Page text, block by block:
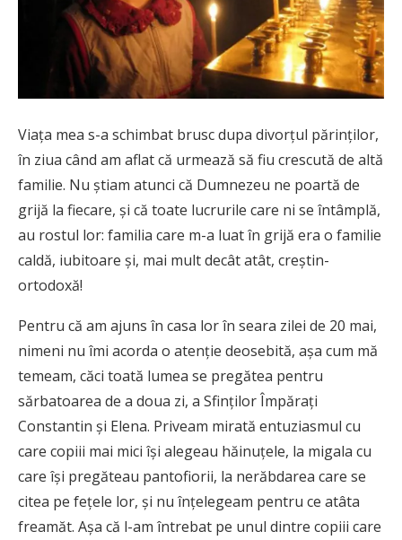
Viaţa mea s-a schimbat brusc dupa divorţul părinţilor,
în ziua când am aflat că urmează să fiu crescută de altă
familie. Nu ştiam atunci că Dumnezeu ne poartă de
grijă la fiecare, şi că toate lucrurile care ni se întâmplă,
au rostul lor: familia care m-a luat în grijă era o familie
caldă, iubitoare şi, mai mult decât atât, creştin-
ortodoxă!
Pentru că am ajuns în casa lor în seara zilei de 20 mai,
nimeni nu îmi acorda o atenţie deosebită, aşa cum mă
temeam, căci toată lumea se pregătea pentru
sărbatoarea de a doua zi, a Sfinţilor Împăraţi
Constantin şi Elena. Priveam mirată entuziasmul cu
care copiii mai mici îşi alegeau hăinuţele, la migala cu
care îşi pregăteau pantofiorii, la nerăbdarea care se
citea pe feţele lor, şi nu înţelegeam pentru ce atâta
freamăt. Aşa că l-am întrebat pe unul dintre copiii care